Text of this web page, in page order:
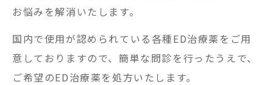
お悩みを解消いたします。
国内で使用が認められている各種ED治療薬をご用
意しておりますので、簡単な問診を行ったうえで、
ご希望のED治療薬を処方いたします。